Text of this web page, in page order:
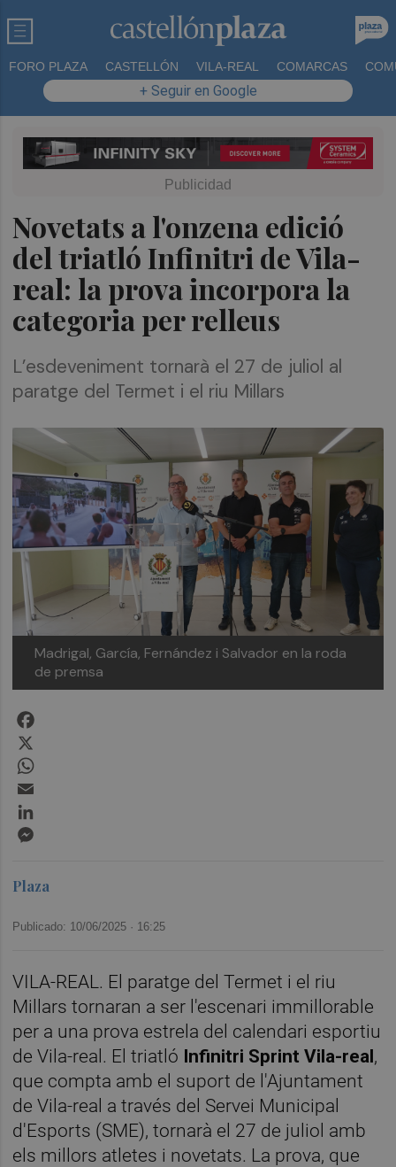
FORO PLAZA CASTELLÓN VILA-REAL COMARCAS
+ Seguir en Google
Novetats a l'onzena edició
del triatló Infinitri de Vila-
real: la prova incorpora la
categoria per relleus
L’esdeveniment tornarà el 27 de juliol al
paratge del Termet i el riu Millars
Madrigal, García, Fernández i Salvador en la roda
de premsa
Plaza
Publicado: 10/06/2025 · 16:25
VILA-REAL. El paratge del Termet i el riu
Millars tornaran a ser l'escenari immillorable
per a una prova estrela del calendari esportiu
de Vila-real. El triatló Infinitri Sprint Vila-real,
que compta amb el suport de l'Ajuntament
de Vila-real a través del Servei Municipal
d'Esports (SME), tornarà el 27 de juliol amb
els millors atletes i novetats. La prova, que